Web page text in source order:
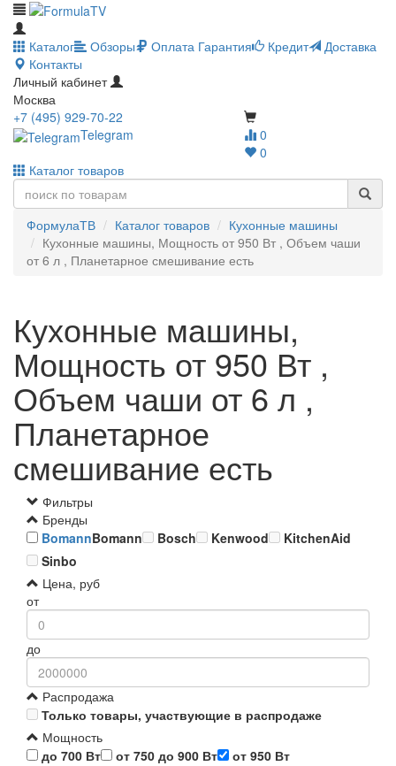
Каталог Обзоры Оплата Гарантия Кредит
Доставка
Контакты
Личный кабинет
Москва
0
0
+7 (495) 929-70-22
Telegram
Каталог товаров
ФормулаТВ Каталог товаров
Кухонные машины
Кухонные машины, Мощность от 950 Вт , Объем чаши
от 6 л , Планетарное смешивание есть
Кухонные машины,
Мощность от 950 Вт ,
Объем чаши от 6 л ,
Планетарное
смешивание есть
Фильтры
Бренды
BomannBomann Bosch Kenwood
KitchenAid
Sinbo
Цена, руб
от
до
Распродажа
Только товары, участвующие в распродаже
Мощность
до 700 Вт
от 750 до 900 Вт
от 950 Вт